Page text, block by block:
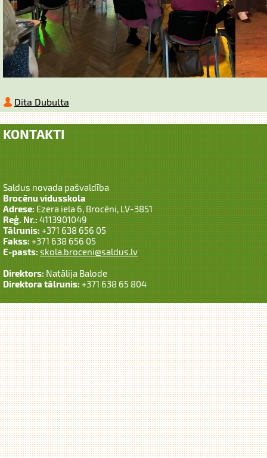
Dita Dubulta
KONTAKTI
Saldus novada pašvaldība
Brocēnu vidusskola
Adrese:Ezera iela 6, Brocēni, LV-3851
Reģ. Nr.:4113901049
Tālrunis:+371 638 656 05
Fakss:+371 638 656 05
E-pasts:skola.broceni@saldus.lv
Direktors:Natālija Balode
Direktora tālrunis:+371 638 65 804